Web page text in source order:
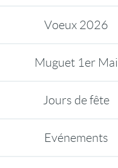
Voeux 2026
Muguet 1er Mai
Jours de fête
Evénements